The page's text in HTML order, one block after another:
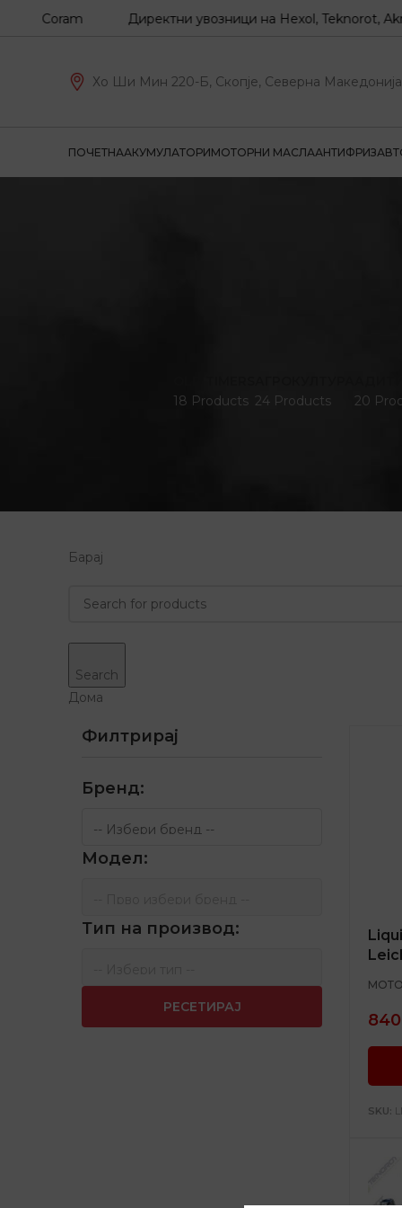
Директни увозници на Hexol, Teknorot, Akron-
Хо Ши Мин 220-Б, Скопје, Северна Македонија
ПОЧЕТНААКУМУЛАТОРИМОТОРНИ МАСЛААНТИФРИЗ
18 Products 24 Products
20
Барај
Search
Дома
Филтрирај
Бренд:
Модел:
Тип на производ:
РЕСЕТИРАЈ
SKU: